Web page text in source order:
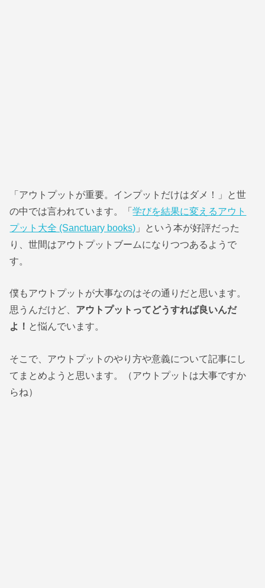
「アウトプットが重要。インプットだけはダメ！」と世
の中では言われています。「学びを結果に変えるアウト
プット大全 (Sanctuary books) 」という本が好評だった
り、世間はアウトプットブームになりつつあるようで
す。
僕もアウトプットが大事なのはその通りだと思います。
思うんだけど、 アウトプットってどうすれば良いんだ
よ！ と悩んでいます。
そこで、アウトプットのやり方や意義について記事にし
てまとめようと思います。（アウトプットは大事ですか
らね）